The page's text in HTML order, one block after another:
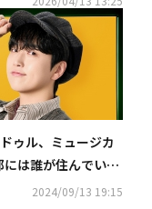
ゥル、ミュージカ
には誰が住んでいる
人公に抜擢！
2024/09/13 19:15